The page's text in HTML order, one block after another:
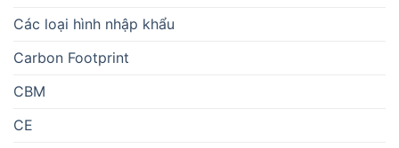
Các loại hình nhập khẩu
Carbon Footprint
CBM
CE